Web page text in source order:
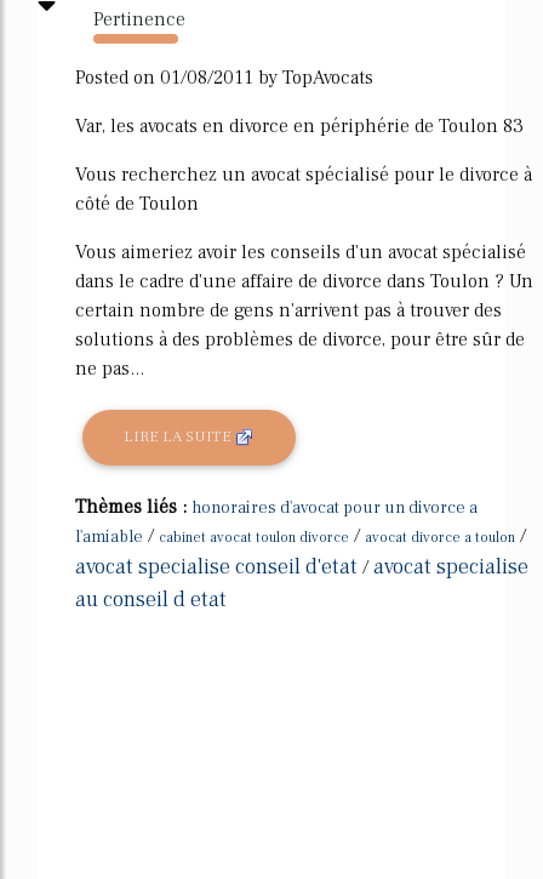
Pertinence
1092%
Posted on 01/08/2011 by TopAvocats
Var, les avocats en divorce en périphérie de Toulon 83
Vous recherchez un avocat spécialisé pour le divorce à
côté de Toulon
Vous aimeriez avoir les conseils d'un avocat spécialisé
dans le cadre d'une affaire de divorce dans Toulon ? Un
certain nombre de gens n'arrivent pas à trouver des
solutions à des problèmes de divorce, pour être sûr de
ne pas...
LIRE LA SUITE
Thèmes liés : honoraires d'avocat pour un divorce a
l'amiable / cabinet avocat toulon divorce / avocat divorce a toulon /
avocat specialise conseil d'etat /avocat specialise
au conseil d etat